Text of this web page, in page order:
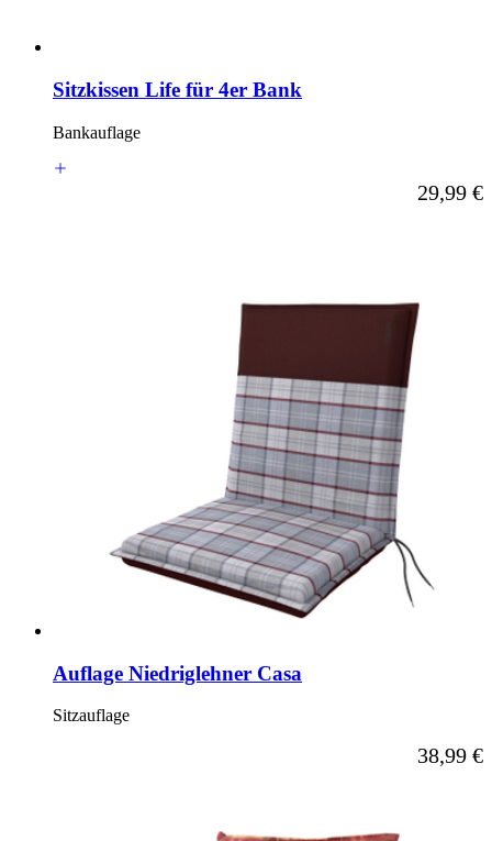
Sitzkissen Life für 4er Bank
Bankauflage
Ab
29,99 €
Auflage Niedriglehner Casa
Sitzauflage
Ab
38,99 €